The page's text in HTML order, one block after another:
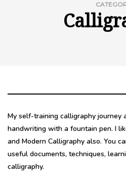
My self-training calligraphy journey
handwriting with a fountain pen. I
and Modern Calligraphy also. You
useful documents, techniques,
calligraphy.